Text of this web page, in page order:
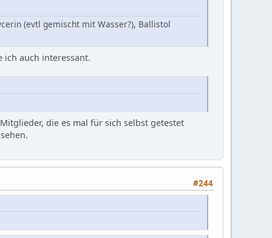
(evtl gemischt mit Wasser?), Ballistol
ich auch interessant.
die es mal für sich selbst getestet
#244